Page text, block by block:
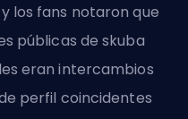
los fans notaron que
públicas de skuba
eran intercambios
perfil coincidentes